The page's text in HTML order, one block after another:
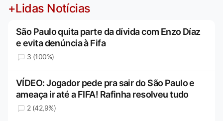
+Lidas Notícias
São Paulo quita parte da dívida com Enzo Díaz
e evita denúncia à Fifa
3 (100%)
VÍDEO: Jogador pede pra sair do São Paulo e
ameaça ir até a FIFA! Rafinha resolveu tudo
2 (42,9%)